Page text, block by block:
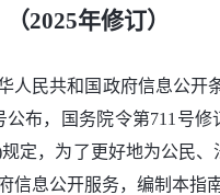
报告
（2025年修订）
人民共和国政府信息公开
公布，国务院令第711号修
定，为了更好地为公民、
信息公开服务，编制本指南